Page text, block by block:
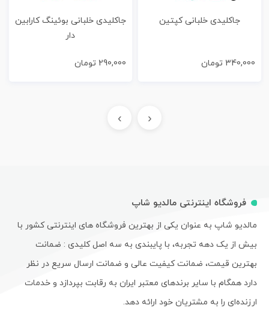
جاكليدی خلبانی کپتین
340,000 تومان
جاكليدی خلبانی بوئینگ کارابین
دار
290,000 تومان
‹
›
فروشگاه اینترنتی مالدیو شاپ
مالدیو شاپ به عنوان یکی از بهترین فروشگاه های اینترنتی کشور با
بیش از یک دهه تجربه، با پایبندی به سه اصل کلیدی : ضمانت
بهترین قیمت، ضمانت کیفیت عالی و ضمانت ارسال سریع در نظر
دارد همگام با سایر برندهای معتبر ایران به رقابت بپردازد و خدمات
ارزنده‌ای را به مشتریان خود ارائه دهد.